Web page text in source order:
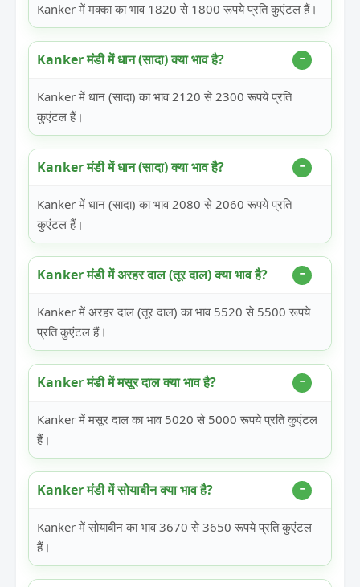
Kanker में मक्का का भाव 1820 से 1800 रूपये प्रति कुएंटल हैं।
Kanker मंडी में धान (सादा) क्या भाव है?
Kanker में धान (सादा) का भाव 2120 से 2300 रूपये प्रति
कुएंटल हैं।
Kanker मंडी में धान (सादा) क्या भाव है?
Kanker में धान (सादा) का भाव 2080 से 2060 रूपये प्रति
कुएंटल हैं।
Kanker मंडी में अरहर दाल (तूर दाल) क्या भाव है?
Kanker में अरहर दाल (तूर दाल) का भाव 5520 से 5500 रूपये
प्रति कुएंटल हैं।
Kanker मंडी में मसूर दाल क्या भाव है?
Kanker में मसूर दाल का भाव 5020 से 5000 रूपये प्रति कुएंटल
हैं।
Kanker मंडी में सोयाबीन क्या भाव है?
Kanker में सोयाबीन का भाव 3670 से 3650 रूपये प्रति कुएंटल
हैं।